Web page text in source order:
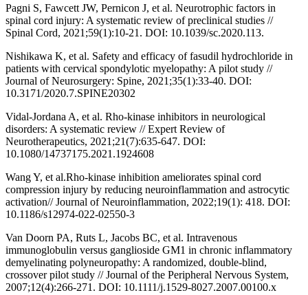
Pagni S, Fawcett JW, Pernicon J, et al. Neurotrophic factors in
spinal cord injury: A systematic review of preclinical studies //
Spinal Cord, 2021;59(1):10-21. DOI: 10.1039/sc.2020.113.
Nishikawa K, et al. Safety and efficacy of fasudil hydrochloride in
patients with cervical spondylotic myelopathy: A pilot study //
Journal of Neurosurgery: Spine, 2021;35(1):33-40. DOI:
10.3171/2020.7.SPINE20302
Vidal-Jordana A, et al. Rho-kinase inhibitors in neurological
disorders: A systematic review // Expert Review of
Neurotherapeutics, 2021;21(7):635-647. DOI:
10.1080/14737175.2021.1924608
Wang Y, et al.Rho-kinase inhibition ameliorates spinal cord
compression injury by reducing neuroinflammation and astrocytic
activation// Journal of Neuroinflammation, 2022;19(1): 418. DOI:
10.1186/s12974-022-02550-3
Van Doorn PA, Ruts L, Jacobs BC, et al. Intravenous
immunoglobulin versus ganglioside GM1 in chronic inflammatory
demyelinating polyneuropathy: A randomized, double-blind,
crossover pilot study // Journal of the Peripheral Nervous System,
2007;12(4):266-271. DOI: 10.1111/j.1529-8027.2007.00100.x